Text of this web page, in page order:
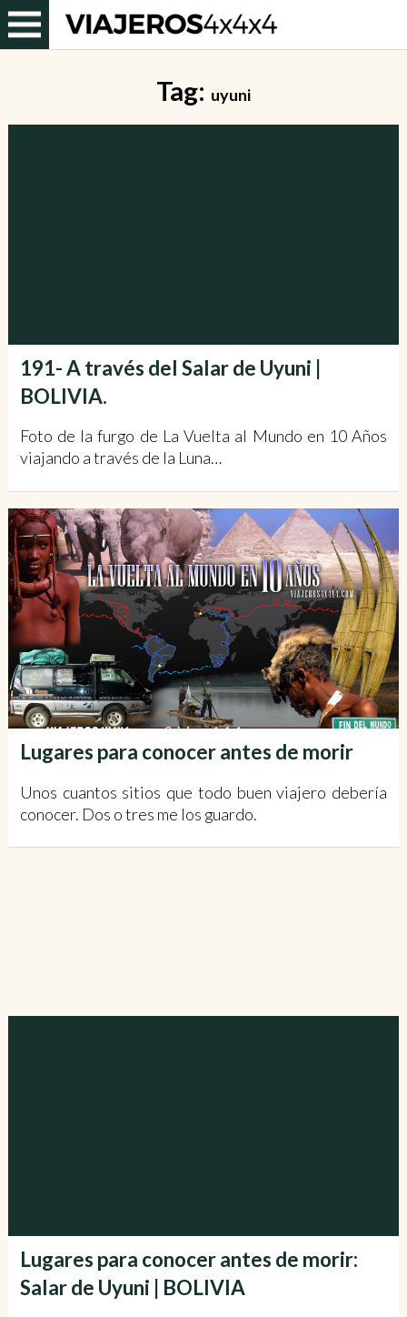
Tag: uyuni
191- A través del Salar de Uyuni |
BOLIVIA.
Foto de la furgo de La Vuelta al Mundo en 10 Años
viajando a través de la Luna…
Lugares para conocer antes de morir
Unos cuantos sitios que todo buen viajero debería
conocer. Dos o tres me los guardo.
Lugares para conocer antes de morir:
Salar de Uyuni | BOLIVIA